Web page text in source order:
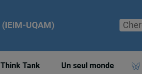
UQAM)
Think Tank Un seul monde